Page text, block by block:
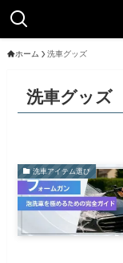
ホーム 洗車グッズ
洗車グッズ
洗車アイテム選び